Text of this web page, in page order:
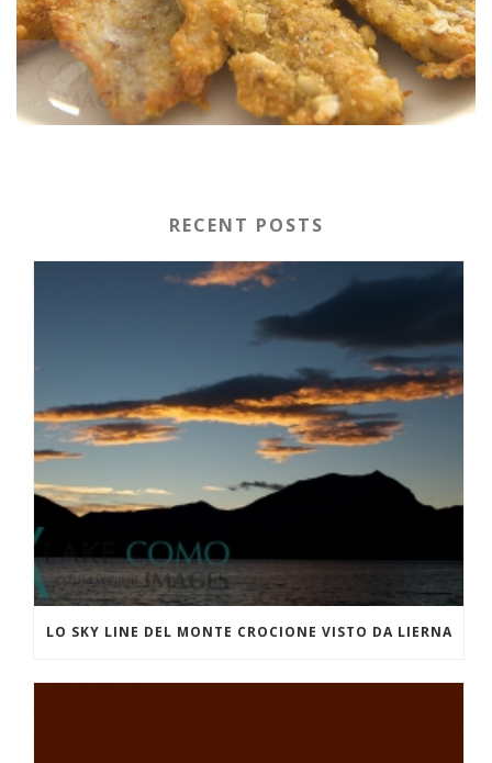
RECENT POSTS
LO SKY LINE DEL MONTE CROCIONE VISTO DA LIERNA